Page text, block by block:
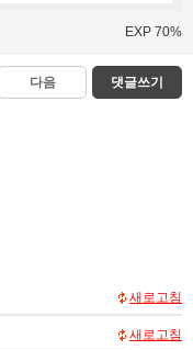
EXP 70%
다음 댓글쓰기
새로고침
새로고침